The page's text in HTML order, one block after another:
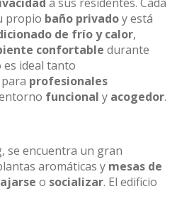
propio baño privadoy está
de frío y calor,
confortable durante
es ideal tanto
profesionales
funcional y acogedor.
se encuentra un gran
aromáticas y mesas de
o socializar. El edificio